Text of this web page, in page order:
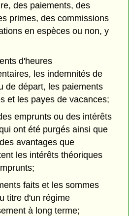
des paiements, des
primes, des commissions
en espèces ou non, y
d'heures
les indemnités de
de départ, les paiements
et les payes de vacances;
emprunts ou des intérêts
ont été purgés ainsi que
avantages que
les intérêts théoriques
faits et les sommes
titre d'un régime
à long terme;